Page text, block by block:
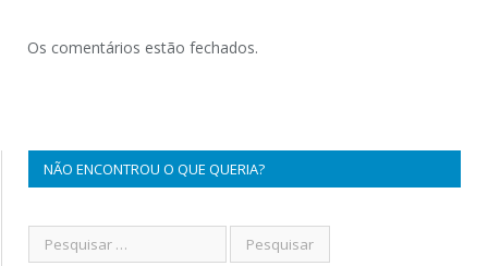
Os comentários estão fechados.
NÃO ENCONTROU O QUE QUERIA?